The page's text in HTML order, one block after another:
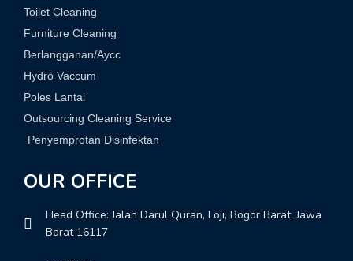
Toilet Cleaning
Furniture Cleaning
Berlangganan/Aycc
Hydro Vaccum
Poles Lantai
Outsourcing Cleaning Service
Penyemprotan Disinfektan
OUR OFFICE
Head Office: Jalan Darul Quran, Loji, Bogor Barat, Jawa
Barat 16117